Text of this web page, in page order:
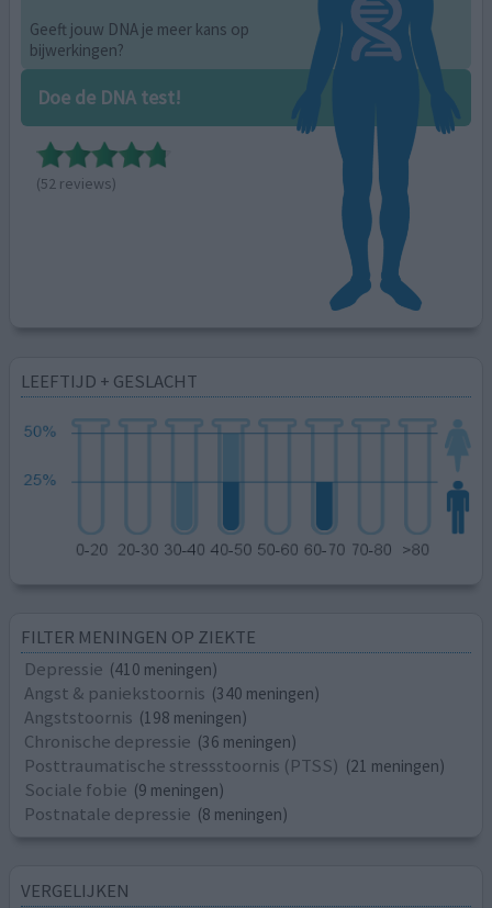
Geeft jouw DNA je meer kans op
bijwerkingen?
Doe de DNA test!
(52 reviews)
LEEFTIJD + GESLACHT
FILTER MENINGEN OP ZIEKTE
Depressie (410 meningen)
Angst & paniekstoornis (340 meningen)
Angststoornis (198 meningen)
Chronische depressie (36 meningen)
Posttraumatische stressstoornis (PTSS) (21 meningen)
Sociale fobie (9 meningen)
Postnatale depressie (8 meningen)
VERGELIJKEN